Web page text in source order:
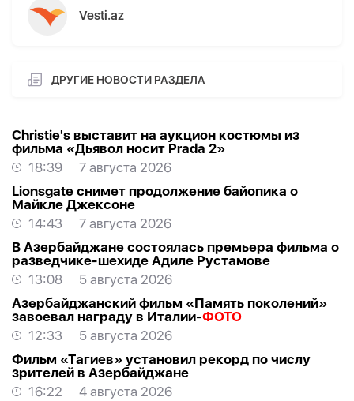
Vesti.az
ДРУГИЕ НОВОСТИ РАЗДЕЛА
Christie's выставит на аукцион костюмы из
фильма «Дьявол носит Prada 2»
18:39
7 августа 2026
Lionsgate снимет продолжение байопика о
Майкле Джексоне
14:43
7 августа 2026
В Азербайджане состоялась премьера фильма о
разведчике-шехиде Адиле Рустамове
13:08
5 августа 2026
Азербайджанский фильм «Память поколений»
завоевал награду в Италии-ФОТО
12:33
5 августа 2026
Фильм «Тагиев» установил рекорд по числу
зрителей в Азербайджане
16:22
4 августа 2026